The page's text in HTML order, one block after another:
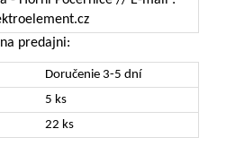
predajni:
Doručenie 3-5 dní
5 ks
22 ks